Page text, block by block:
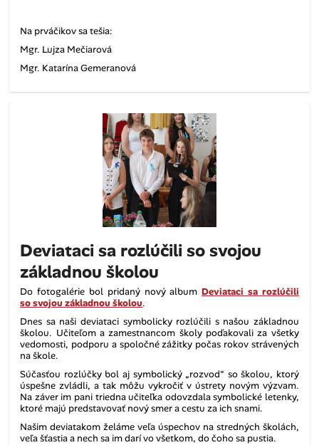
Na prváčikov sa tešia:
Mgr. Lujza Mečiarová
Mgr. Katarína Gemeranová
Deviataci sa rozlúčili so svojou
základnou školou
Do fotogalérie bol pridaný nový albumDeviataci sa rozlúčili
so svojou základnou školou.
Dnes sa naši deviataci symbolicky rozlúčili s našou základnou
školou. Učiteľom a zamestnancom školy poďakovali za všetky
vedomosti, podporu a spoločné zážitky počas rokov strávených
na škole.
Súčasťou rozlúčky bol aj symbolický „rozvod“ so školou, ktorý
úspešne zvládli, a tak môžu vykročiť v ústrety novým výzvam.
Na záver im pani triedna učiteľka odovzdala symbolické letenky,
ktoré majú predstavovať nový smer a cestu za ich snami.
Našim deviatakom želáme veľa úspechov na stredných školách,
veľa šťastia a nech sa im darí vo všetkom, do čoho sa pustia.